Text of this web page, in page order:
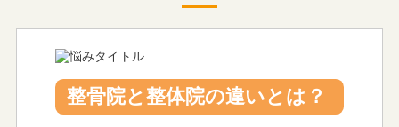
整骨院と整体院の違いとは？